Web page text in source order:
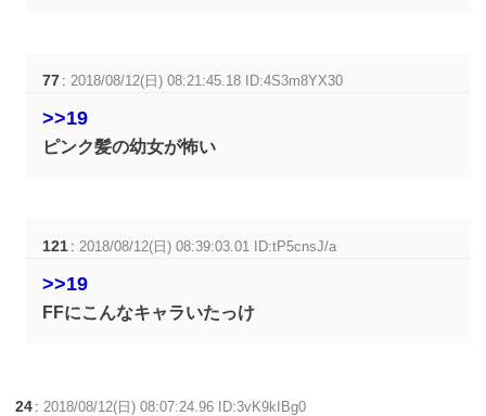
77 : 2018/08/12(日) 08:21:45.18 ID:4S3m8YX30
>>19
ピンク髪の幼女が怖い
121 : 2018/08/12(日) 08:39:03.01 ID:tP5cnsJ/a
>>19
FFにこんなキャラいたっけ
24 : 2018/08/12(日) 08:07:24.96 ID:3vK9kIBg0